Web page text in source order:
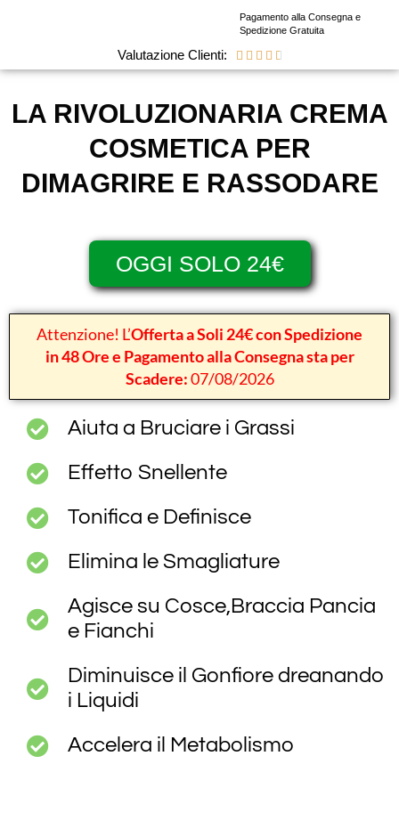
Pagamento alla Consegna e
Spedizione Gratuita
Valutazione Clienti:     
LA RIVOLUZIONARIA CREMA
COSMETICA PER
DIMAGRIRE E RASSODARE
OGGI SOLO 24€
Attenzione! L’Offerta a Soli 24€ con Spedizione
in 48 Ore e Pagamento alla Consegna sta per
Scadere:07/08/2026
Aiuta a Bruciare i Grassi
Effetto Snellente
Tonifica e Definisce
Elimina le Smagliature
Agisce su Cosce,Braccia Pancia
e Fianchi
Diminuisce il Gonfiore dreanando
i Liquidi
Accelera il Metabolismo